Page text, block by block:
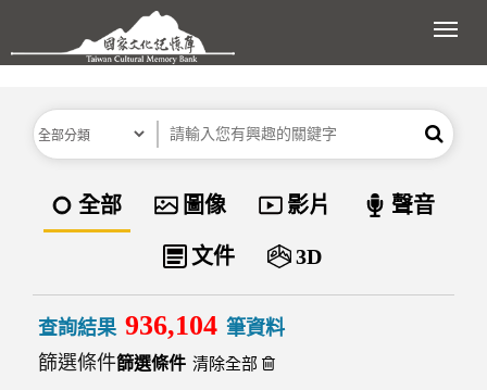
跳到主要內容區塊
展
分類 關鍵字 搜尋
資料類型
全部 圖像 影片 聲音
文件 3D
查詢結果 936,104 筆資料
篩選條件
清除全部